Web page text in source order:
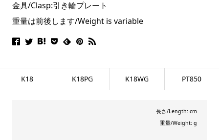
金具/Clasp:引き輪プレート
重量は前後します/Weight is variable
K18 K18PG K18WG PT850
長さ/Length: cm
重量/Weight: g